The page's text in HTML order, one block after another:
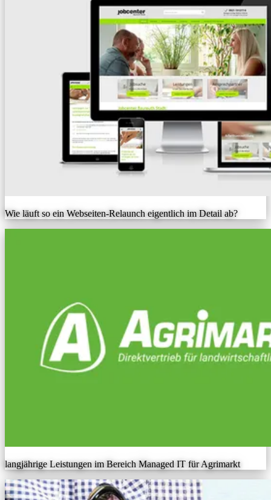
Wie läuft so ein Webseiten-Relaunch eigentlich im Detail ab?
langjährige Leistungen im Bereich Managed IT für Agrimarkt